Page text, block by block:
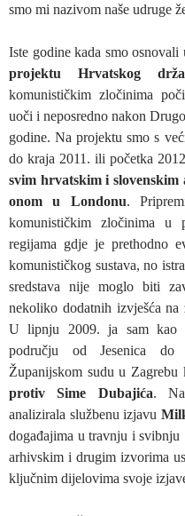
smo mi nazivom naše udruge
Iste godine kada smo
projektu Hrvatskog
komunističkim zločinima
uoči i neposredno nakon
godine. Na projektu smo s
do kraja 2011. ili početka
svim hrvatskim i
onom u Londonu.
komunističkim zločinima u
regijama gdje je prethodno
komunističkog sustava, no
sredstava nije moglo biti
nekoliko dodatnih izvješća
U lipnju 2009. ja sam kao
području od Jesenica do
Županijskom sudu u
protiv Sime Dubajića.
analizirala službenu izjavu
događajima u travnju i svibnju
arhivskim i drugim izvorima
ključnim dijelovima svoje